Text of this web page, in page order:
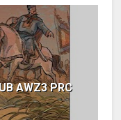
AWZ3 PRC